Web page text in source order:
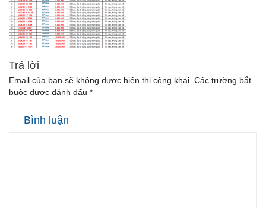
Trả lời
Email của bạn sẽ không được hiển thị công khai. Các trường bắt
buộc được đánh dấu *
Bình luận